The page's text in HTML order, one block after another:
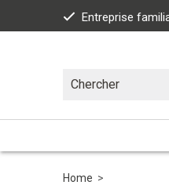
Entreprise
Home >